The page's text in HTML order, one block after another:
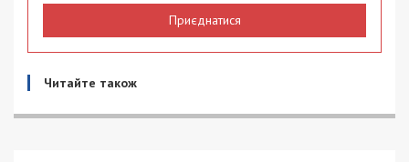
Приєднатися
Читайте також